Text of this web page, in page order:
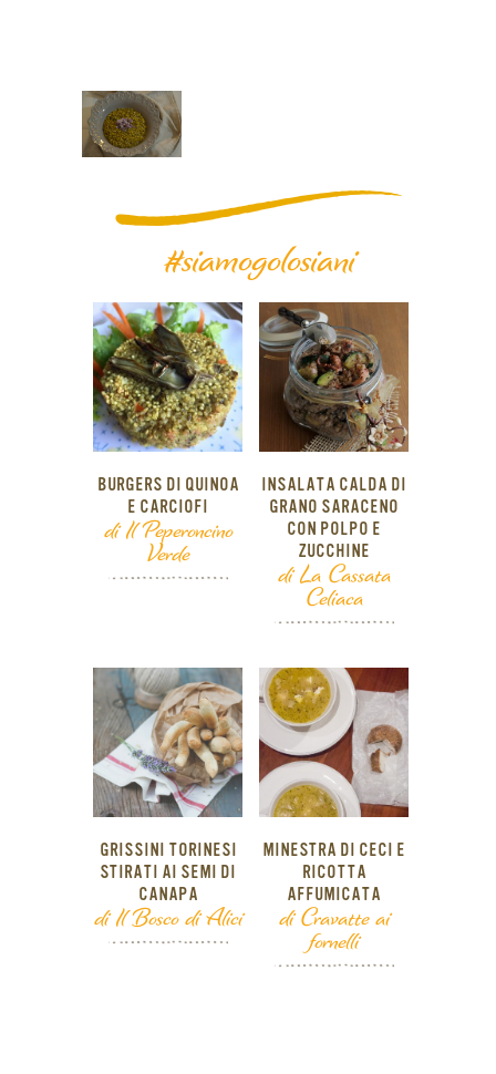
#siamogolosiani
BURGERS DI QUINOA
E CARCIOFI
di Il Peperoncino
Verde
INSALATA CALDA DI
GRANO SARACENO
CON POLPO E
ZUCCHINE
di La Cassata
Celiaca
GRISSINI TORINESI
STIRATI AI SEMI DI
CANAPA
di Il Bosco di Alici
MINESTRA DI CECI E
RICOTTA
AFFUMICATA
di Cravatte ai
fornelli